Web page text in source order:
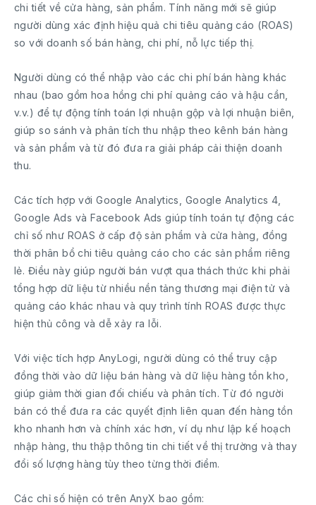
chi tiết về cửa hàng, sản phẩm. Tính năng mới sẽ giúp
người dùng xác định hiệu quả chi tiêu quảng cáo (ROAS)
so với doanh số bán hàng, chi phí, nỗ lực tiếp thị.
Người dùng có thể nhập vào các chi phí bán hàng khác
nhau (bao gồm hoa hồng chi phí quảng cáo và hậu cần,
v.v.) để tự động tính toán lợi nhuận gộp và lợi nhuận biên,
giúp so sánh và phân tích thu nhập theo kênh bán hàng
và sản phẩm và từ đó đưa ra giải pháp cải thiện doanh
thu.
Các tích hợp với Google Analytics, Google Analytics 4,
Google Ads và Facebook Ads giúp tính toán tự động các
chỉ số như ROAS ở cấp độ sản phẩm và cửa hàng, đồng
thời phân bổ chi tiêu quảng cáo cho các sản phẩm riêng
lẻ. Điều này giúp người bán vượt qua thách thức khi phải
tổng hợp dữ liệu từ nhiều nền tảng thương mại điện tử và
quảng cáo khác nhau và quy trình tính ROAS được thực
hiện thủ công và dễ xảy ra lỗi.
Với việc tích hợp AnyLogi, người dùng có thể truy cập
đồng thời vào dữ liệu bán hàng và dữ liệu hàng tồn kho,
giúp giảm thời gian đối chiếu và phân tích. Từ đó người
bán có thể đưa ra các quyết định liên quan đến hàng tồn
kho nhanh hơn và chính xác hơn, ví dụ như lập kế hoạch
nhập hàng, thu thập thông tin chi tiết về thị trường và thay
đổi số lượng hàng tùy theo từng thời điểm.
Các chỉ số hiện có trên AnyX bao gồm: